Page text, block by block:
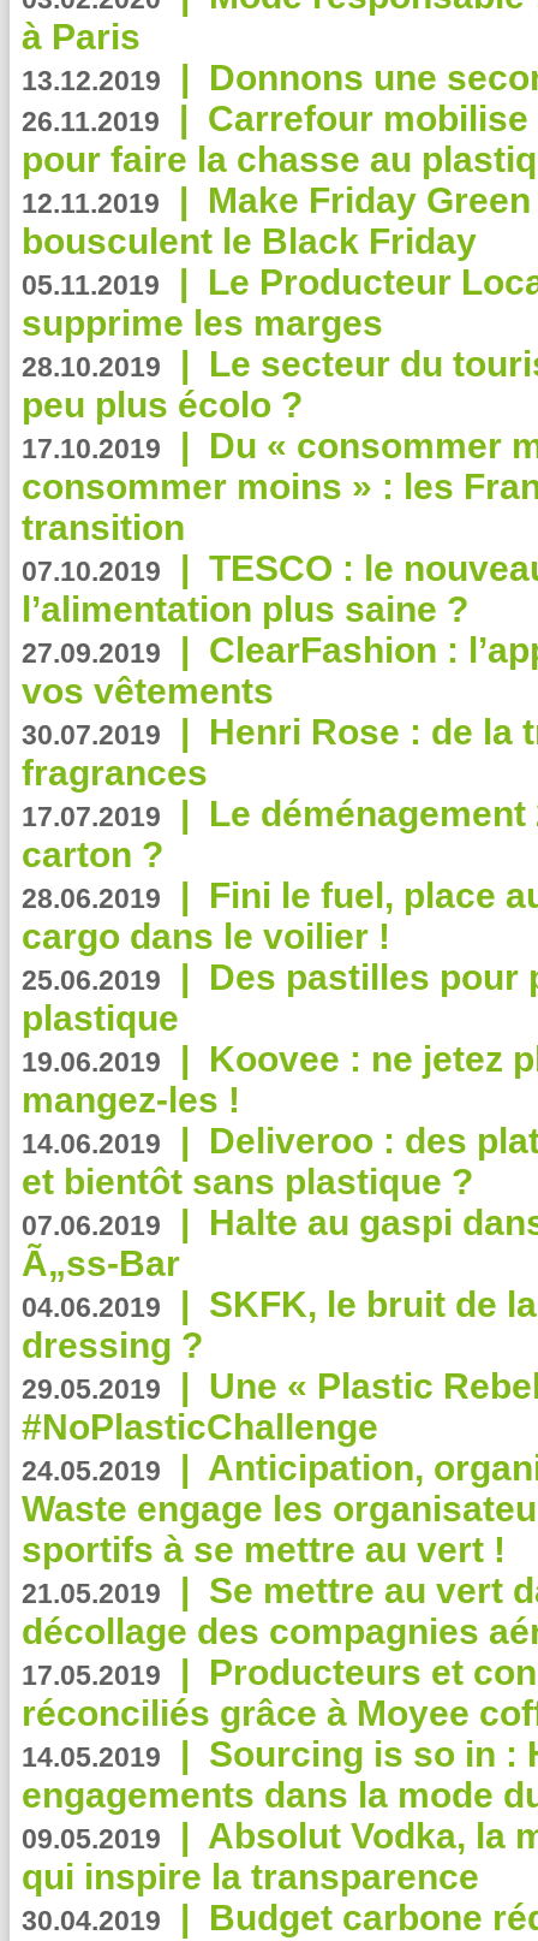
à Paris
13.12.2019 | Donnons une
26.11.2019 | Carrefour
pour faire la chasse au
12.11.2019 | Make Friday
bousculent le Black Friday
05.11.2019 | Le Producteur
supprime les marges
28.10.2019 | Le secteur du
peu plus écolo ?
17.10.2019 | Du « consommer
consommer moins » : les
transition
07.10.2019 | TESCO : le
l’alimentation plus saine ?
27.09.2019 | ClearFashion :
vos vêtements
30.07.2019 | Henri Rose : de la
fragrances
17.07.2019 | Le
carton ?
28.06.2019 | Fini le fuel, place
cargo dans le voilier !
25.06.2019 | Des pastilles pour
plastique
19.06.2019 | Koovee : ne jetez
mangez-les !
14.06.2019 | Deliveroo : des
et bientôt sans plastique ?
07.06.2019 | Halte au gaspi
Ã„ss-Bar
04.06.2019 | SKFK, le bruit de
dressing ?
29.05.2019 | Une « Plastic
#NoPlasticChallenge
24.05.2019 | Anticipation,
Waste engage les
sportifs à se mettre au vert !
21.05.2019 | Se mettre au vert
décollage des compagnies
17.05.2019 | Producteurs et
réconciliés grâce à Moyee
14.05.2019 | Sourcing is so in :
engagements dans la mode
09.05.2019 | Absolut Vodka, la
qui inspire la transparence
30.04.2019 | Budget carbone